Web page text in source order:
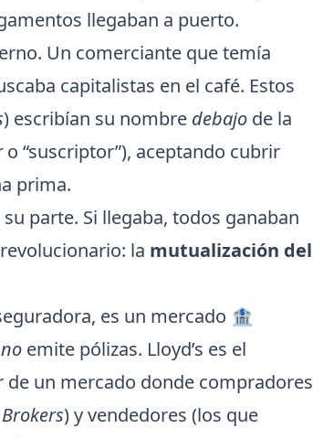
llegaban a puerto.
Un comerciante que temía
capitalistas en el café. Estos
) escribían su nombre debajo de la
o “suscriptor”), aceptando cubrir
prima.
parte. Si llegaba, todos ganaban
la mutualización del
es un mercado 🏦
no emite pólizas. Lloyd’s es el
un mercado donde compradores
Brokers) y vendedores (los que